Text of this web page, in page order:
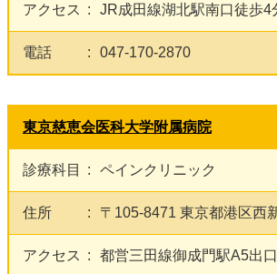
アクセス JR成田線湖北駅南口徒歩4
電話 047-170-2870
東京慈恵会医科大学附属病院
診療科目 ペインクリニック
住所 〒105-8471 東京都港区西
アクセス 都営三田線御成門駅A5出